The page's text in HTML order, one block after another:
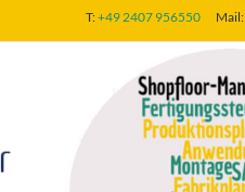
T:+49 2407 956550 Mail: